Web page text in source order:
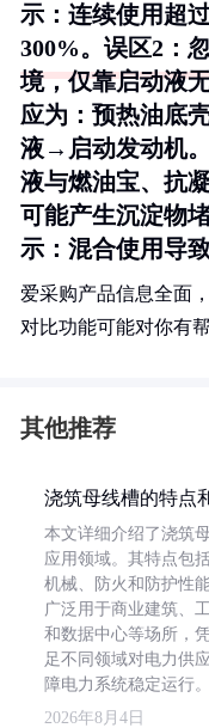
示：连续使用超
300%。 误区2：
境，仅靠启动液
应为：预热油底
液→启动发动机。
液与燃油宝、抗
可能产生沉淀物
示：混合使用导
爱采购产品信息全面
对比功能可能对你有
其他推荐
浇筑母线槽的特点
本文详细介绍了浇筑
应用领域。其特点包
机械、防火和防护性
广泛用于商业建筑、
和数据中心等场所，
足不同领域对电力供
障电力系统稳定运行。
2026年8月4日